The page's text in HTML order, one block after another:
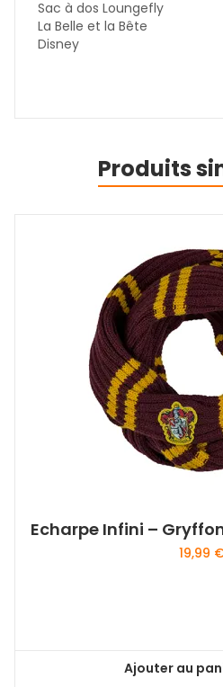
Sac à dos Loungefly
La Belle et la Bête
Disney
Produits
Echarpe Infini –
19,99
Ajouter au